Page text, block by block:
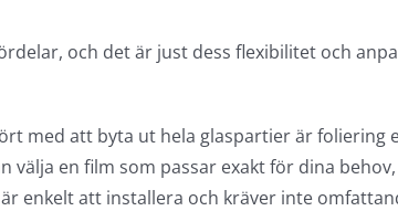
och det är just dess flexibilitet och
med att byta ut hela glaspartier är foliering
välja en film som passar exakt för dina
enkelt att installera och kräver inte